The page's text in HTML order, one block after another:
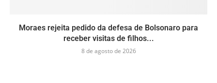
Moraes rejeita pedido da defesa de Bolsonaro para
receber visitas de filhos...
8 de agosto de 2026